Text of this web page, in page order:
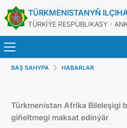
TÜRKMENISTANYŇ
TÜRKİÝE RESPUBLIKASY -
BAŞ SAHYPA
BAŞ SAHYPA HABARLAR
Türkmenistan Afrika Bileleşigi
giňeltmegi maksat edinýär